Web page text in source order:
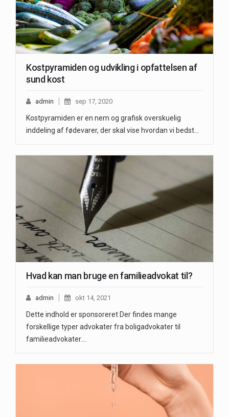
Kostpyramiden og udvikling i opfattelsen af
sund kost
admin sep 17, 2020
Kostpyramiden er en nem og grafisk overskuelig
inddeling af fødevarer, der skal vise hvordan vi bedst…
Hvad kan man bruge en familieadvokat til?
admin okt 14, 2021
Dette indhold er sponsoreret Der findes mange
forskellige typer advokater fra boligadvokater til
familieadvokater.…